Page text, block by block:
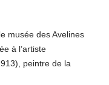
musée des Avelines
à l’artiste
peintre de la